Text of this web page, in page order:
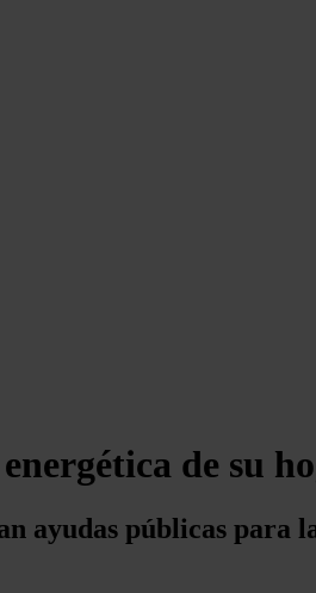
de su
ayudas públicas para